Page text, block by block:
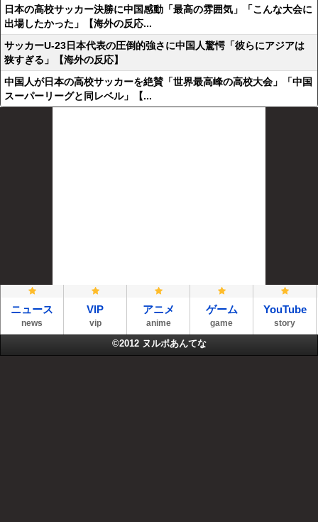
日本の高校サッカー決勝に中国感動「最高の雰囲気」「こんな大会に
出場したかった」【海外の反応...
サッカーU-23日本代表の圧倒的強さに中国人驚愕「彼らにアジアは
狭すぎる」【海外の反応】
中国人が日本の高校サッカーを絶賛「世界最高峰の高校大会」「中国
スーパーリーグと同レベル」【...
ニュース
news
VIP
vip
アニメ
anime
ゲーム
game
YouTube
story
©2012 ヌルポあんてな